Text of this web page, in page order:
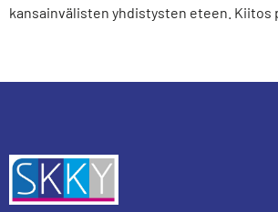
kansainvälisten yhdistysten eteen.